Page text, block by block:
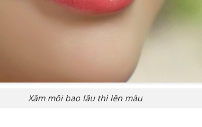
Xăm môi bao lâu thì lên màu